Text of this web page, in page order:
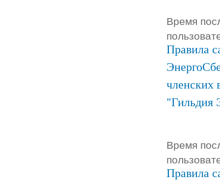
Время
Правила
членских
"Гильдия
Время
Правила